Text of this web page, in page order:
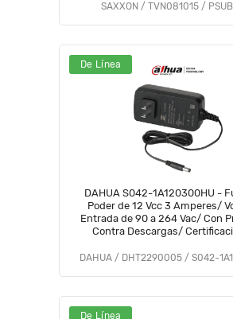
SAXXON / TVN081015 /
De Línea
DAHUA S042-1A120300HU -
Poder de 12 Vcc 3 Amperes/
Entrada de 90 a 264 Vac/ Con
Contra Descargas/
DAHUA / DHT2290005 / S042-
De Línea